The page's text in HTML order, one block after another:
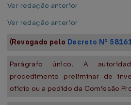
Ver redação anterior
Ver redação anterior
(Revogado pelo Decreto Nº
Parágrafo único. A
procedimento preliminar de
ofício ou a pedido da Comissão